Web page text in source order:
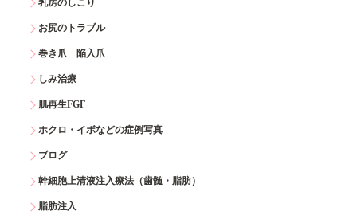
乳房のしこり
お尻のトラブル
巻き爪 陥入爪
しみ治療
肌再生FGF
ホクロ・イボなどの症例写真
ブログ
幹細胞上清液注入療法（歯髄・脂肪）
脂肪注入